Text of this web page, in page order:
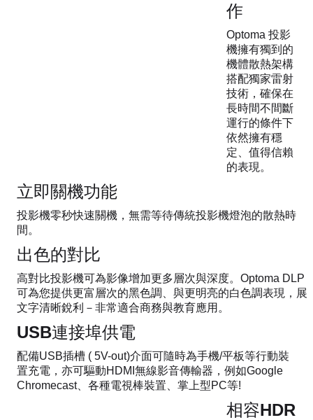
作
Optoma 投影
機擁有獨到的
機體散熱架構
搭配獨家雷射
技術，確保在
長時間不間斷
運行的條件下
依然擁有穩
定、值得信賴
的表現。
立即關機功能
投影機零秒快速關機，無需等待傳統投影機燈泡的散熱時
間。
出色的對比
高對比投影機可為影像增加更多層次與深度。Optoma DLP
可為您提供更富層次的黑色調、與更明亮的白色調表現，展
文字清晰銳利－非常適合商務與教育應用。
USB連接埠供電
配備USB插槽 ( 5V-out)介面可隨時為手機/平板等行動裝
置充電，亦可驅動HDMI無線影音傳輸器，例如Google
Chromecast、各種電視棒裝置、掌上型PC等!
相容HDR